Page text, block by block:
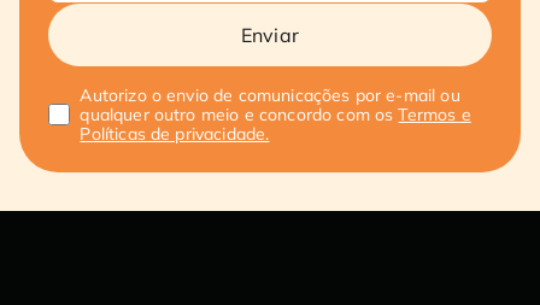
Enviar
Autorizo o envio de comunicações por e-mail ou
qualquer outro meio e concordo com osTermos e
Políticas de privacidade.